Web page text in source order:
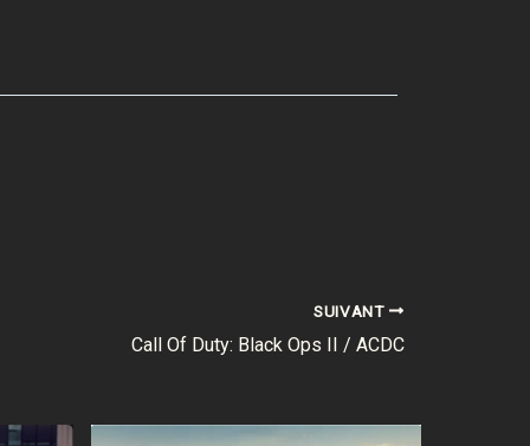
SUIVANT
Call Of Duty: Black Ops II / ACDC